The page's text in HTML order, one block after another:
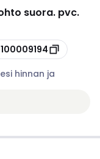
suora. pvc.
100009194
hinnan ja